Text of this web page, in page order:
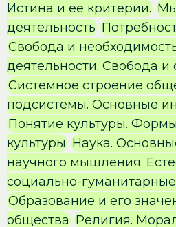
Истина и ее критерии.
деятельность
Свобода и
деятельности. Свобода и
Системное строение
подсистемы. Основные
Понятие культуры.
культуры Наука.
научного мышления.
социально-
Образование и его
общества Религия.